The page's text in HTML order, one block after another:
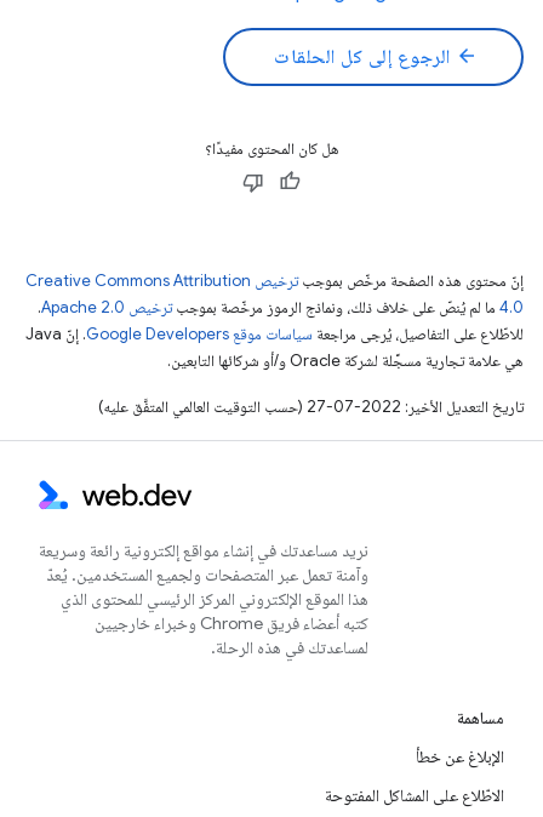
arrow_back الرجوع إلى كل الحلقات
هل كان المحتوى مفيدًا؟
إنّ محتوى هذه الصفحة مرخّص بموجب
ترخيص Creative Commons Attribution
4.0‏ ما لم يُنصّ على خلاف ذلك، ونماذج الرموز مرخّصة بموجبترخيص Apache 2.0‏
.
للاطّلاع على التفاصيل، يُرجى مراجعة سياسات موقع Google Developers‏
. إنّ Java
هي علامة تجارية مسجَّلة لشركة Oracle و/أو شركائها التابعين.
تاريخ التعديل الأخير: 2022-07-27 (حسب التوقيت العالمي المتفَّق عليه)
نريد مساعدتك في إنشاء مواقع إلكترونية رائعة وسريعة
وآمنة تعمل عبر المتصفحات ولجميع المستخدمين. يُعدّ
هذا الموقع الإلكتروني المركز الرئيسي للمحتوى الذي
كتبه أعضاء فريق Chrome وخبراء خارجيين
لمساعدتك في هذه الرحلة.
مساهمة
الإبلاغ عن خطأ
الاطّلاع على المشاكل المفتوحة